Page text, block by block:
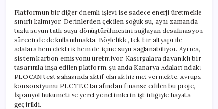
Platformun bir diğer önemli işlevi ise sadece enerji üretmekle
sınırlı kalmıyor. Derinlerden çekilen soğuk su, aynı zamanda
tuzlu suyun tatlı suya dönüştürülmesini sağlayan desalinasyon
sürecinde de kullanılmakta. Böylelikle, tek bir altyapı ile
adalara hem elektrik hem de içme suyu sağlanabiliyor. Ayrıca,
sistem karbon emisyonu üretmiyor. Kasırgalara dayanıklı bir
tasarımla inşa edilen platform, şu anda Kanarya Adaları’ndaki
PLOCAN test sahasında aktif olarak hizmet vermekte. Avrupa
konsorsiyumu PLOTEC tarafından finanse edilen bu proje,
İspanyol hükümeti ve yerel yönetimlerin işbirliğiyle hayata
geçirildi.